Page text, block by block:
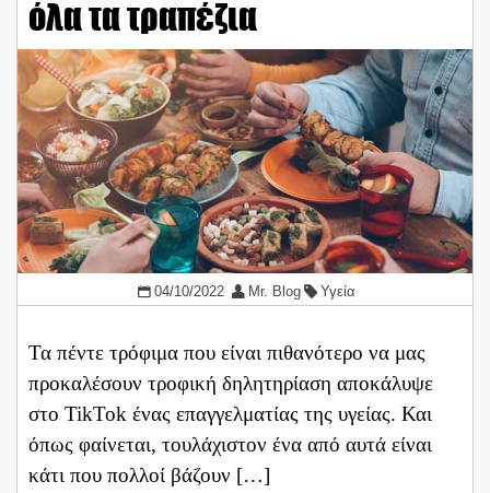
όλα τα τραπέζια
04/10/2022 Mr. Blog Υγεία
Τα πέντε τρόφιμα που είναι πιθανότερο να μας
προκαλέσουν τροφική δηλητηρίαση αποκάλυψε
στο TikTok ένας επαγγελματίας της υγείας. Και
όπως φαίνεται, τουλάχιστον ένα από αυτά είναι
κάτι που πολλοί βάζουν […]